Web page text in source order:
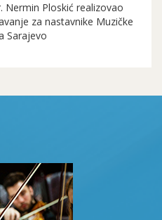
Nermin Ploskić realizovao
za nastavnike Muzičke
Sarajevo